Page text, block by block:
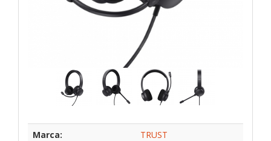
Marca:
TRUST